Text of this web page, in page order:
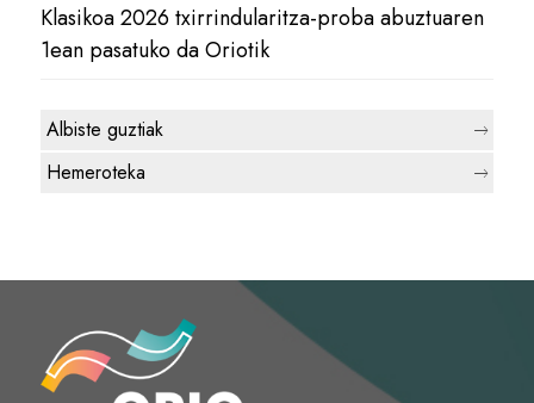
Klasikoa 2026 txirrindularitza-proba abuztuaren
1ean pasatuko da Oriotik
Albiste guztiak
Hemeroteka